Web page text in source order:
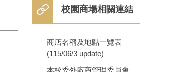
校園商場相關連結
商店名稱及地點一覽表
(115/06/3 update)
本校委外廠商管理委員會